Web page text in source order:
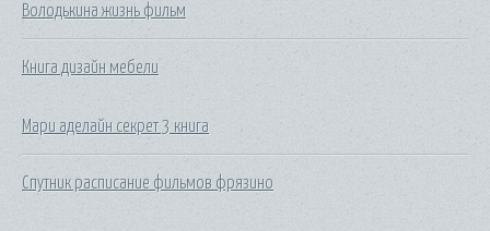
Володькина жизнь фильм
Книга дизайн мебели
Мари аделайн секрет 3 книга
Спутник расписание фильмов фрязино